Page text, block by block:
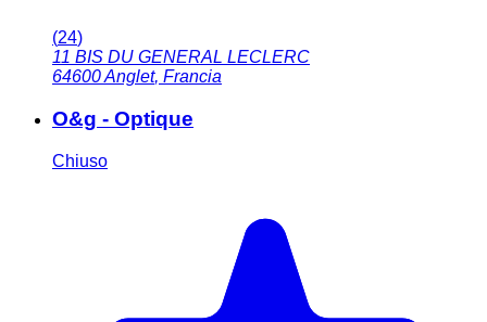
(24)
11 BIS DU GENERAL LECLERC
64600Anglet, Francia
O&g - Optique
Chiuso